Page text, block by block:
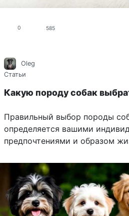
0 585
Oleg
Статьи
Какую породу собак
Правильный выбор породы
определяется вашими
предпочтениями и образом